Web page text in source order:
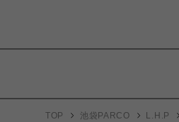
TOP 池袋PARCO L.H.P